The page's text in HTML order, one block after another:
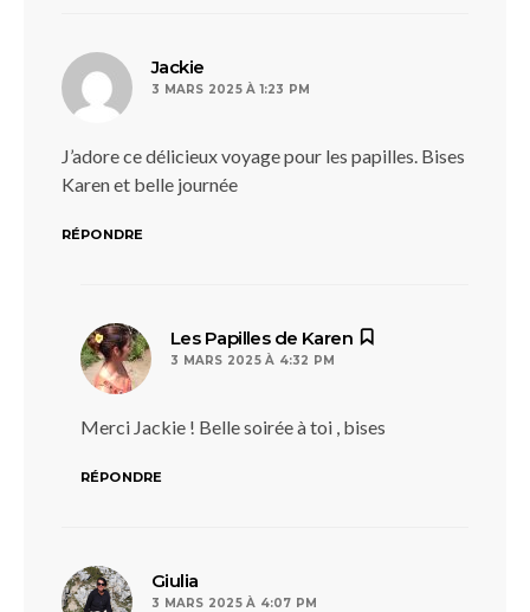
Jackie
3 MARS 2025 À 1:23 PM
J’adore ce délicieux voyage pour les papilles. Bises
Karen et belle journée
RÉPONDRE
Les Papilles de Karen
3 MARS 2025 À 4:32 PM
Merci Jackie ! Belle soirée à toi , bises
RÉPONDRE
Giulia
3 MARS 2025 À 4:07 PM